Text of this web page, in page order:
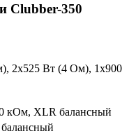
Clubber-350
2х525 Вт (4 Ом), 1х900
кОм, XLR балансный